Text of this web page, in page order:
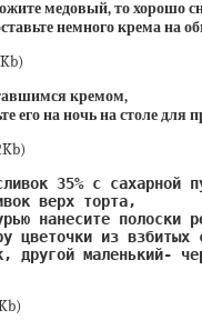
медовый, то хорошо
немного крема на
кремом,
его на ночь на столе для
35% с сахарной
верх торта,
нанесите полоски
цветочки из взбитых
другой маленький-